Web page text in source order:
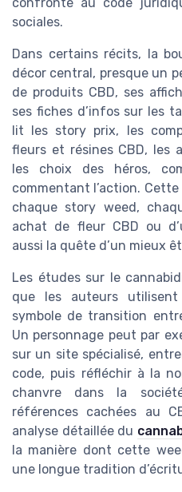
sociales.
Dans certains récits, la
décor central, presque un
de produits CBD, ses
ses fiches d’infos sur les
lit les story prix, les
fleurs et résines CBD, les
les choix des héros,
commentant l’action.
chaque story weed,
achat de fleur CBD ou
aussi la quête d’un mieux
Les études sur le
que les auteurs
symbole de transition
Un personnage peut par
sur un site spécialisé,
code, puis réfléchir à la
chanvre dans la
références cachées au
analyse détaillée du
la manière dont cette
une longue tradition